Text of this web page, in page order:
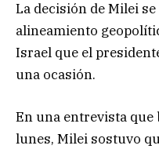
La decisión de Milei
alineamiento
Israel que el
una ocasión.
En una entrevista
lunes, Milei sostuvo